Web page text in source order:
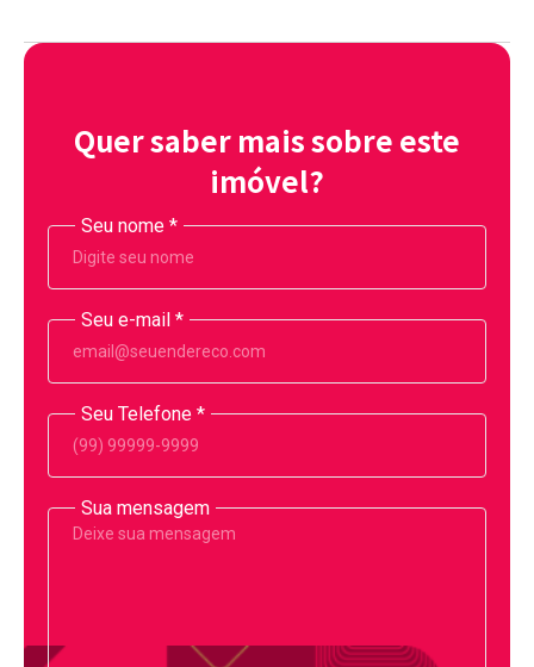
Quer saber mais sobre este
imóvel?
Seu nome *
Seu e-mail *
Seu Telefone *
Sua mensagem